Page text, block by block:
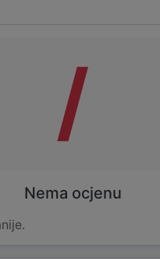
/
Nema ocjenu